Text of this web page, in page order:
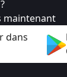
maintenant
dans